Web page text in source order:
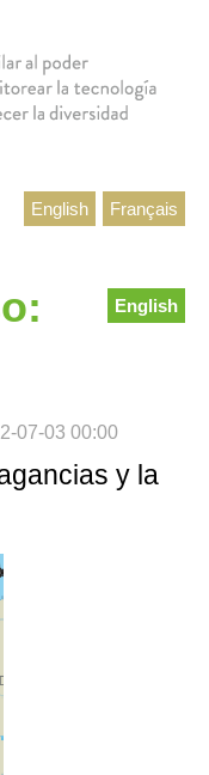
Français
English
English
07-03 00:00
y la